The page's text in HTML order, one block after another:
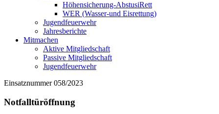
Höhensicherung-AbstusiRett
WER (Wasser-und Eisrettung)
Jugendfeuerwehr
Jahresberichte
Mitmachen
Aktive Mitgliedschaft
Passive Mitgliedschaft
Jugendfeuerwehr
Einsatznummer 058/2023
Notfalltüröffnung